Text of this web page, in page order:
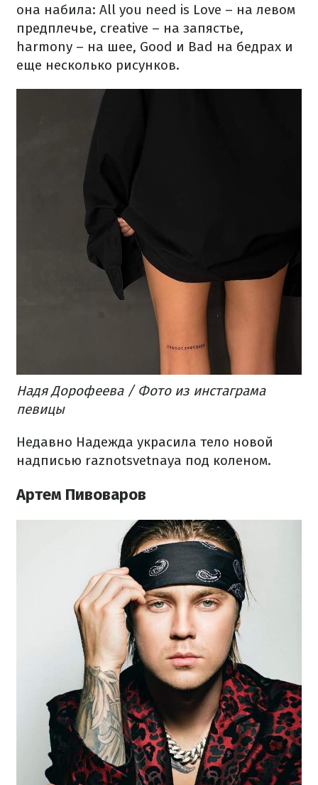
она набила: All you need is Love – на левом
предплечье, creative – на запястье,
harmony – на шее, Good и Bad на бедрах и
еще несколько рисунков.
Надя Дорофеева / Фото из инстаграма
певицы
Недавно Надежда украсила тело новой
надписью raznotsvetnaya под коленом.
Артем Пивоваров